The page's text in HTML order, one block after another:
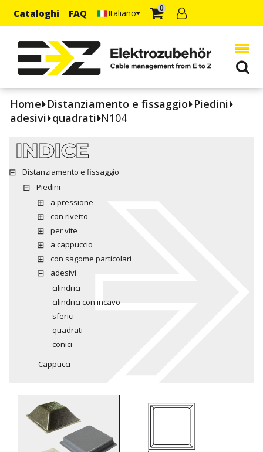
Cataloghi FAQ Italiano 0
Home Distanziamento e fissaggio Piedini
adesivi quadrati N104
INDICE
Distanziamento e fissaggio
Piedini
a pressione
con rivetto
per vite
a cappuccio
con sagome particolari
adesivi
cilindrici
cilindrici con incavo
sferici
quadrati
conici
Cappucci